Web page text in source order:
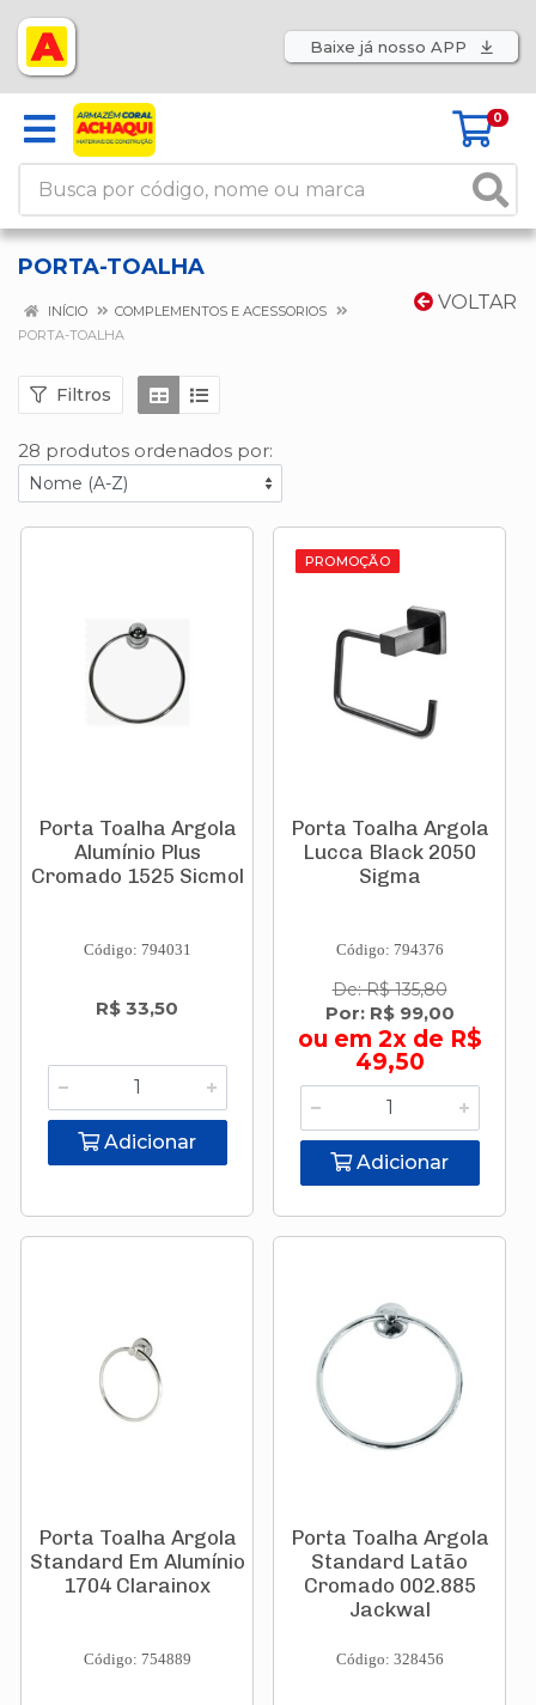
Baixe já nosso APP
0
PORTA-TOALHA
VOLTAR
INÍCIO
COMPLEMENTOS E ACESSORIOS
PORTA-TOALHA
Filtros
28 produtos ordenados por:
Porta Toalha Argola
Alumínio Plus
Cromado 1525 Sicmol
Código: 794031
R$ 33,50
Adicionar
PROMOÇÃO
Porta Toalha Argola
Lucca Black 2050
Sigma
Código: 794376
De: R$ 135,80
Por: R$ 99,00
ou em 2x de R$
49,50
Adicionar
Porta Toalha Argola
Standard Em Alumínio
1704 Clarainox
Código: 754889
Porta Toalha Argola
Standard Latão
Cromado 002.885
Jackwal
Código: 328456